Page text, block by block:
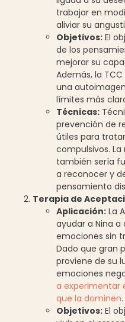
trabajar en
aliviar su
Objetivos: El
de los
mejorar su
Además, la
una
límites más
Técnicas:
prevención de
útiles para
compulsivos.
también sería
a reconocer y
pensamiento
Terapia de
Aplicación: La
ayudar a Nina
emociones sin
Dado que gran
proviene de su
emociones
a experimentar
que la dominen.
Objetivos: El